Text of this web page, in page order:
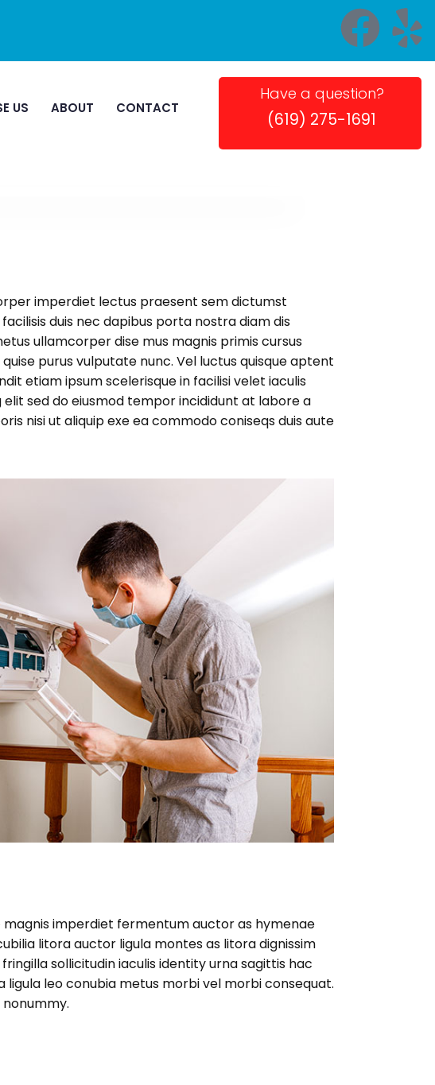
US ABOUT CONTACT
Have a question?
(619) 275-1691
imperdiet lectus praesent sem dictumst
duis nec dapibus porta nostra diam dis
ullamcorper dise mus magnis primis cursus
purus vulputate nunc. Vel luctus quisque aptent
etiam ipsum scelerisque in facilisi velet iaculis
sed do eiusmod tempor incididunt at labore a
nisi ut aliquip exe ea commodo coniseqs duis aute
imperdiet fermentum auctor as hymenae
litora auctor ligula montes as litora dignissim
sollicitudin iaculis identity urna sagittis hac
leo conubia metus morbi vel morbi consequat.